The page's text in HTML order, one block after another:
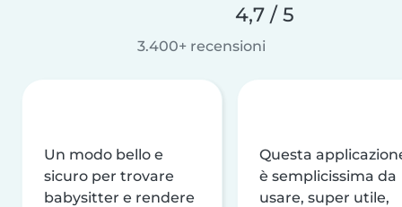
4,7 / 5
3.400+ recensioni
Un modo bello e
sicuro per trovare
babysitter e rendere
Questa
è semplicissima da
usare, super utile,